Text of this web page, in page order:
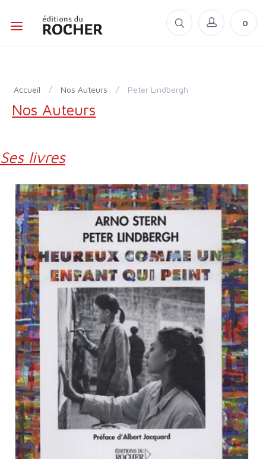
0
Accueil / Nos Auteurs / Peter Lindbergh
Nos Auteurs
Ses livres